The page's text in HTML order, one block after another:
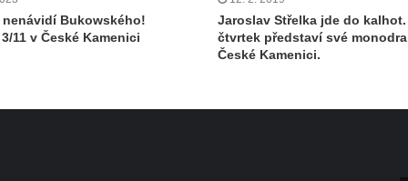
Bukowského!
11 v České Kamenici
Jaroslav Střelka jde do kalhot.
čtvrtek představí své
České Kamenici.